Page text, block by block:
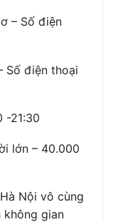
– Số điện
Số điện thoại
-21:30
lớn – 40.000
Nội vô cùng
không gian